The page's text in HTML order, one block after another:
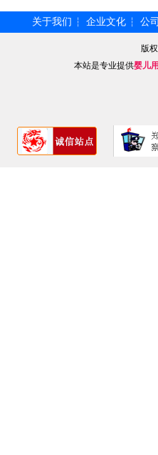
关于我们 ┆ 企业文化 ┆ 公
版
本站是专业提供婴儿